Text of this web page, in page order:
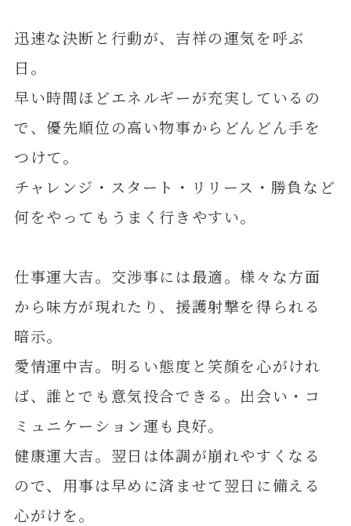
迅速な決断と行動が、吉祥の運気を呼ぶ
日。
早い時間ほどエネルギーが充実しているの
で、優先順位の高い物事からどんどん手を
つけて。
チャレンジ・スタート・リリース・勝負など
何をやってもうまく行きやすい。
仕事運大吉。交渉事には最適。様々な方面
から味方が現れたり、援護射撃を得られる
暗示。
愛情運中吉。明るい態度と笑顔を心がけれ
ば、誰とでも意気投合できる。出会い・コ
ミュニケーション運も良好。
健康運大吉。翌日は体調が崩れやすくなる
ので、用事は早めに済ませて翌日に備える
心がけを。